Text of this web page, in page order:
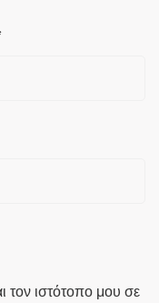
ιστότοπο μου σε